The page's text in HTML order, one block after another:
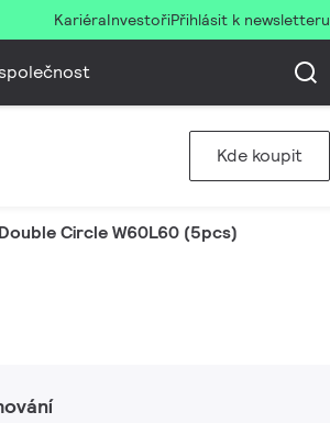
KariéraInvestořiPřihlásit k newsletteru
Kde koupit
Circle W60L60 (5pcs)